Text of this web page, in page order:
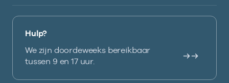
Hulp?
We zijn doordeweeks bereikbaar
tussen 9 en 17 uur.